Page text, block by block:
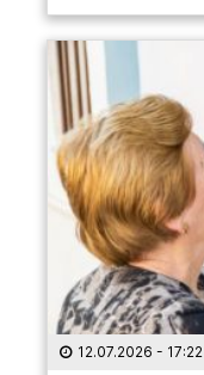
12.07.2026 - 17:22